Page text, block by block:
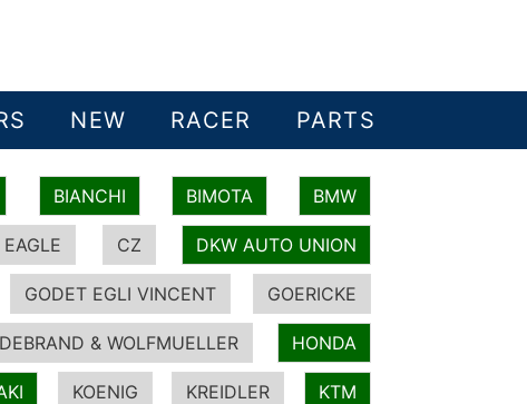
NEW RACER PARTS
BIANCHI BIMOTA BMW
CZ DKW AUTO UNION
GODET EGLI VINCENT GOERICKE
& WOLFMUELLER HONDA
KOENIG KREIDLER KTM